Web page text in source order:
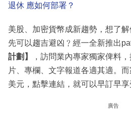
退休 應如何部署？
美股、加密貨幣成新趨勢，想了
先可以趨吉避凶﹖經一全新推出
計劃】
，訪問業內專家獨家俾料
片、專欄、文字報道各適其適。
美元，點擊連結，就可以早訂早享
廣告